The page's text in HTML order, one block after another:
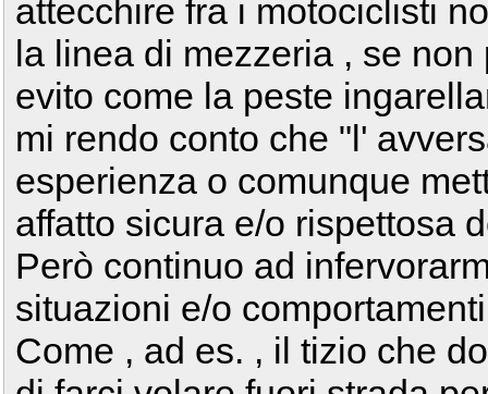
attecchire fra i motociclisti
la linea di mezzeria , se
evito come la peste
mi rendo conto che "l'
esperienza o comunque
affatto sicura e/o rispettosa
Però continuo ad
situazioni e/o
Come , ad es. , il tizio che